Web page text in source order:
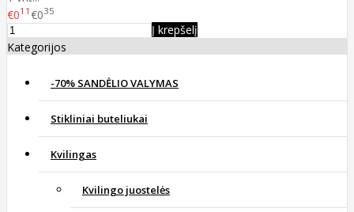
€011 €035
Į krepšelį
Kategorijos
-70% SANDĖLIO VALYMAS
Stikliniai buteliukai
Kvilingas
Kvilingo juostelės